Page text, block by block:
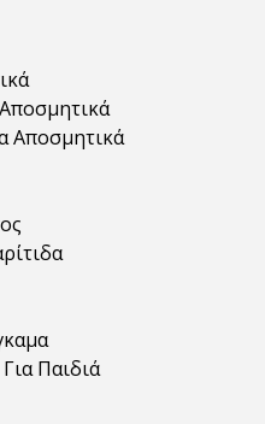
Αποσμητικά
Παιδιά